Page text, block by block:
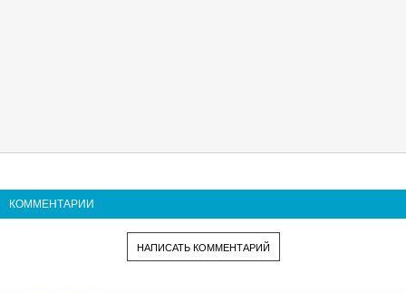
КОММЕНТАРИИ
НАПИСАТЬ КОММЕНТАРИЙ